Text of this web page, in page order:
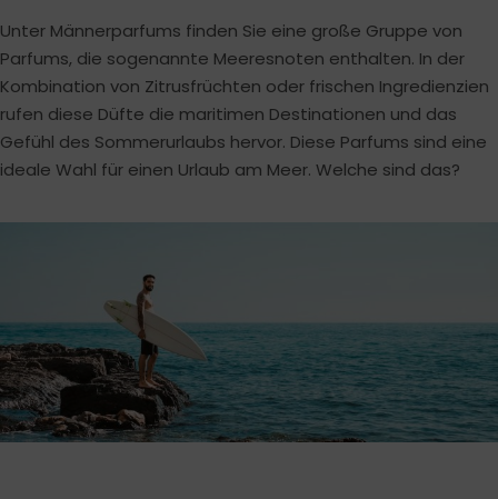
Unter Männerparfums finden Sie eine große Gruppe von
Parfums, die sogenannte Meeresnoten enthalten. In der
Kombination von Zitrusfrüchten oder frischen Ingredienzien
rufen diese Düfte die maritimen Destinationen und das
Gefühl des Sommerurlaubs hervor. Diese Parfums sind eine
ideale Wahl für einen Urlaub am Meer. Welche sind das?